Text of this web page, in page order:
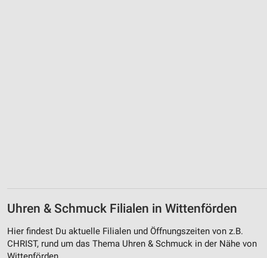
Uhren & Schmuck Filialen in Wittenförden
Hier findest Du aktuelle Filialen und Öffnungszeiten von z.B.
CHRIST, rund um das Thema Uhren & Schmuck in der Nähe von